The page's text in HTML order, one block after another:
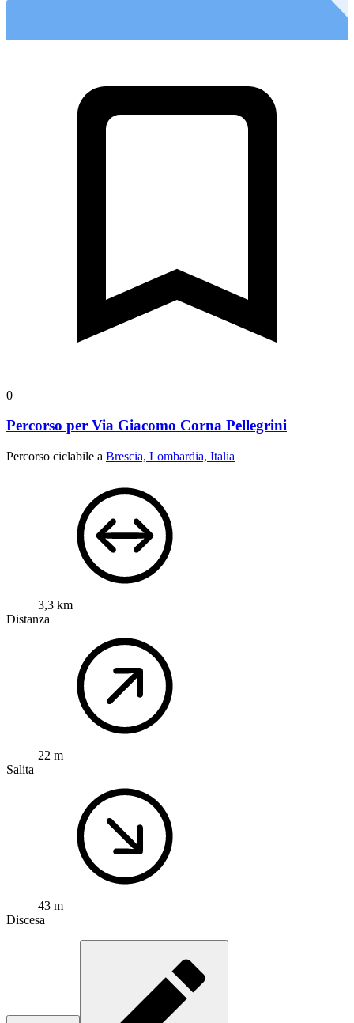
0
Percorso per Via Giacomo Corna Pellegrini
Percorso ciclabile a Brescia, Lombardia, Italia
3,3 km
Distanza
22 m
Salita
43 m
Discesa